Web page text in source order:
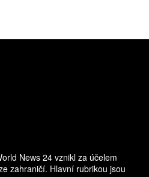
News 24 vznikl za účelem
zahraničí. Hlavní rubrikou jsou